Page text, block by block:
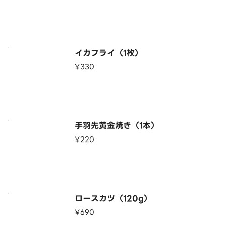
イカフライ（1枚）
¥330
手羽先黄金焼き（1本）
¥220
ロースカツ（120g）
¥690